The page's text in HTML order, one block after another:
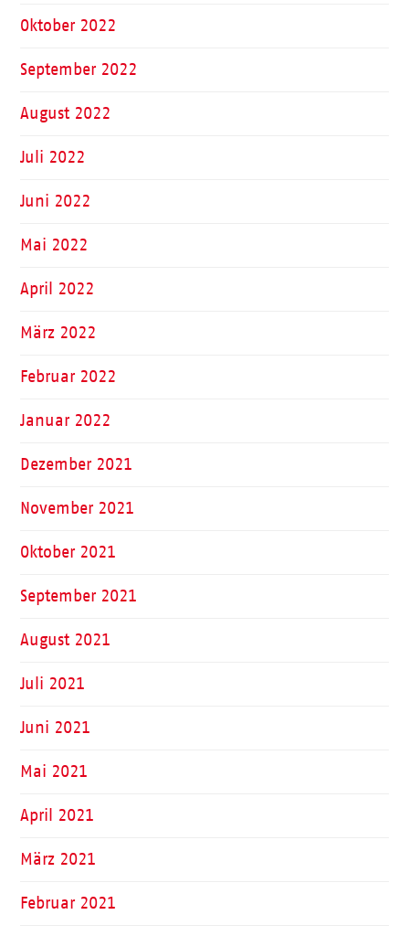
Oktober 2022
September 2022
August 2022
Juli 2022
Juni 2022
Mai 2022
April 2022
März 2022
Februar 2022
Januar 2022
Dezember 2021
November 2021
Oktober 2021
September 2021
August 2021
Juli 2021
Juni 2021
Mai 2021
April 2021
März 2021
Februar 2021